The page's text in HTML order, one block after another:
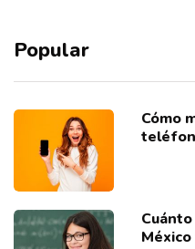
Popular
Cómo